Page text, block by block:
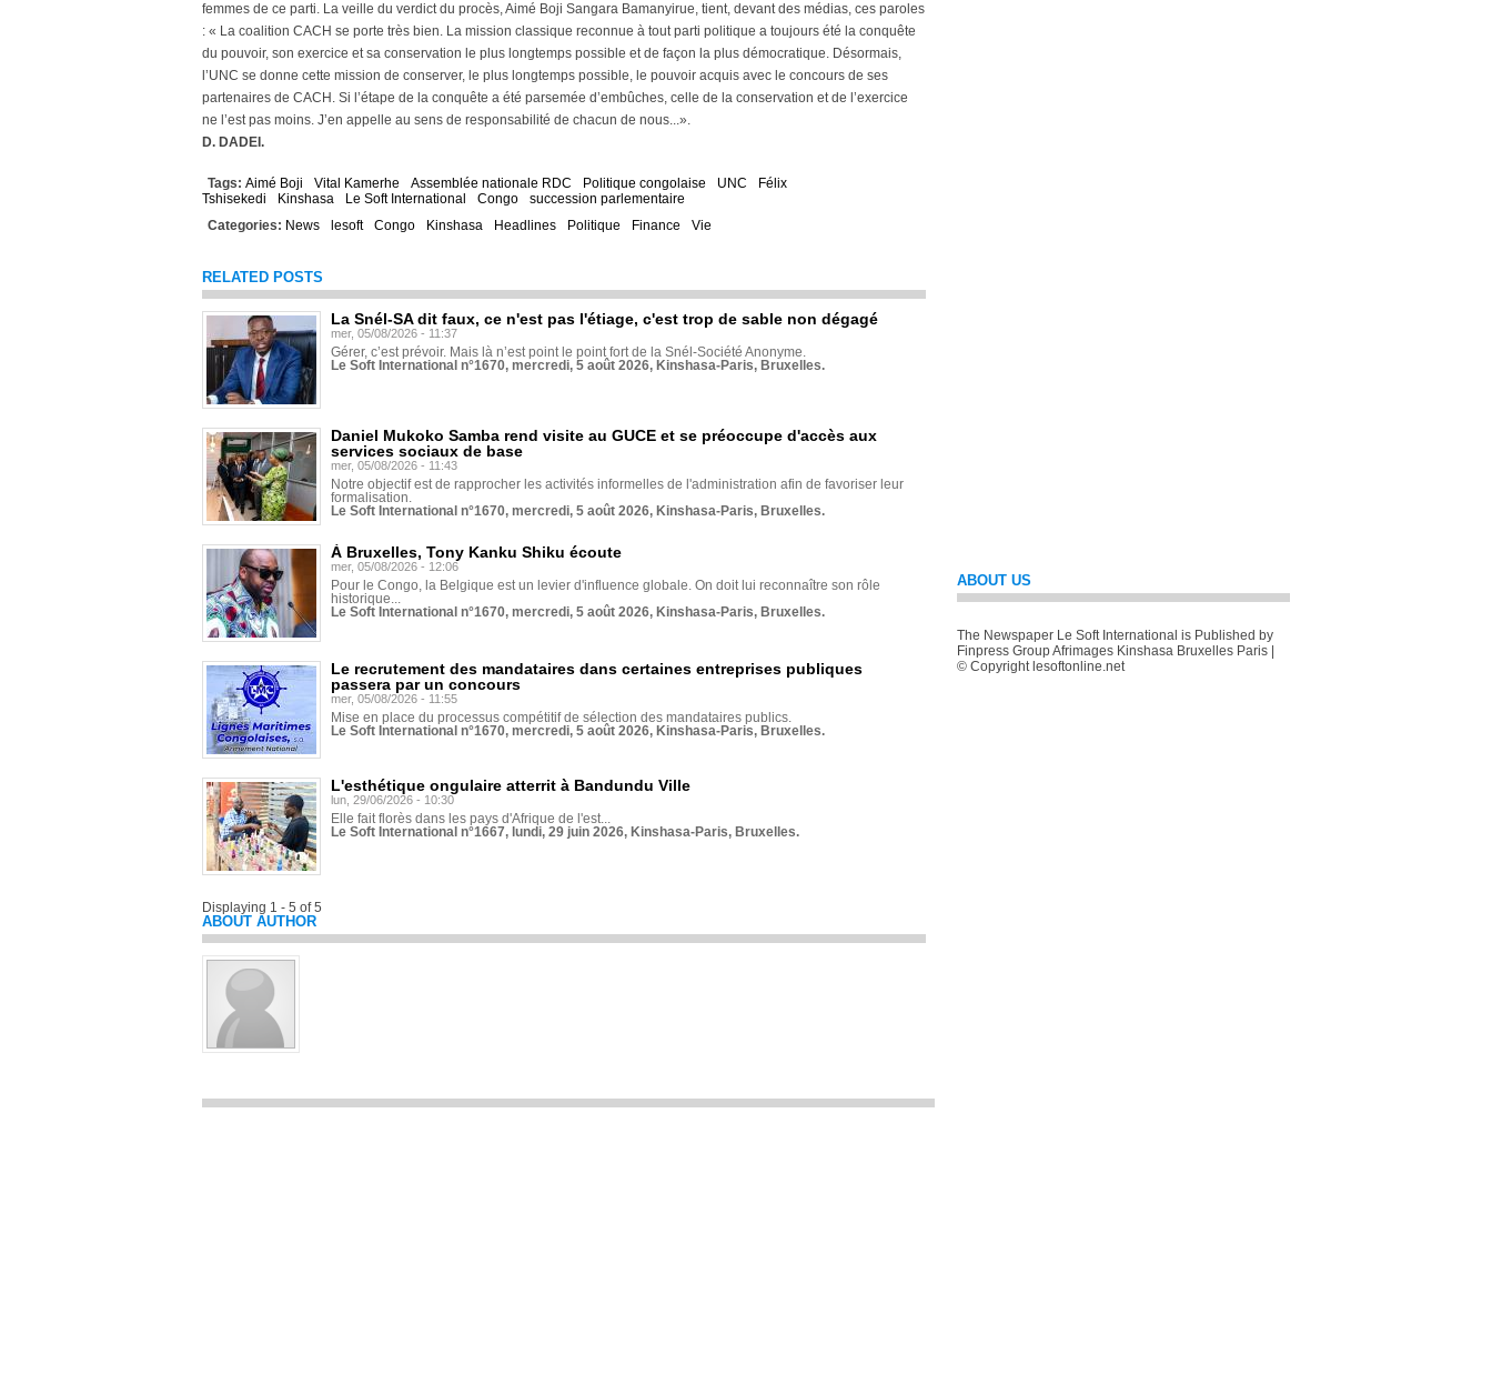
femmes de ce parti. La veille du verdict du procès, Aimé Boji Sangara Bamanyirue, tient, devant des médias, ces paroles
: « La coalition CACH se porte très bien. La mission classique reconnue à tout parti politique a toujours été la conquête
du pouvoir, son exercice et sa conservation le plus longtemps possible et de façon la plus démocratique. Désormais,
l’UNC se donne cette mission de conserver, le plus longtemps possible, le pouvoir acquis avec le concours de ses
partenaires de CACH. Si l’étape de la conquête a été parsemée d’embûches, celle de la conservation et de l’exercice
ne l’est pas moins. J’en appelle au sens de responsabilité de chacun de nous...».
D. DADEI.
Tags: Aimé Boji Vital Kamerhe Assemblée nationale RDC Politique congolaise UNC
Félix
Tshisekedi
Kinshasa Le Soft International Congo
succession parlementaire
Categories: News lesoft Congo Kinshasa Headlines Politique Finance Vie
RELATED POSTS
La Snél-SA dit faux, ce n'est pas l'étiage, c'est trop de sable non dégagé
mer, 05/08/2026 - 11:37
Gérer, c’est prévoir. Mais là n’est point le point fort de la Snél-Société Anonyme.
Le Soft International n°1670, mercredi, 5 août 2026, Kinshasa-Paris, Bruxelles.
Daniel Mukoko Samba rend visite au GUCE et se préoccupe d'accès aux
services sociaux de base
mer, 05/08/2026 - 11:43
Notre objectif est de rapprocher les activités informelles de l'administration afin de favoriser leur
formalisation.
Le Soft International n°1670, mercredi, 5 août 2026, Kinshasa-Paris, Bruxelles.
À Bruxelles, Tony Kanku Shiku écoute
mer, 05/08/2026 - 12:06
Pour le Congo, la Belgique est un levier d'influence globale. On doit lui reconnaître son rôle
historique...
Le Soft International n°1670, mercredi, 5 août 2026, Kinshasa-Paris, Bruxelles.
Le recrutement des mandataires dans certaines entreprises publiques
passera par un concours
mer, 05/08/2026 - 11:55
Mise en place du processus compétitif de sélection des mandataires publics.
Le Soft International n°1670, mercredi, 5 août 2026, Kinshasa-Paris, Bruxelles.
L'esthétique ongulaire atterrit à Bandundu Ville
lun, 29/06/2026 - 10:30
Elle fait florès dans les pays d'Afrique de l'est...
Le Soft International n°1667, lundi, 29 juin 2026, Kinshasa-Paris, Bruxelles.
Displaying 1 - 5 of 5
ABOUT AUTHOR
ABOUT US
The Newspaper Le Soft International is Published by
Finpress Group Afrimages Kinshasa Bruxelles Paris |
© Copyright lesoftonline.net